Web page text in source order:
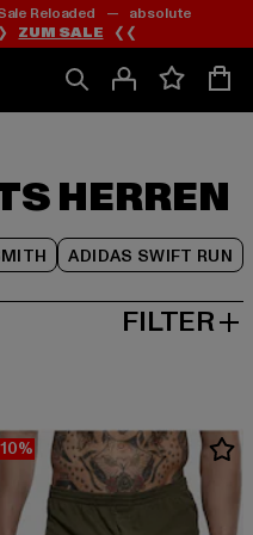
springen
springen
Reloaded — absolute
ZUM SALE ❮❮
HERREN
ADIDAS SWIFT RUN
springen
FILTER